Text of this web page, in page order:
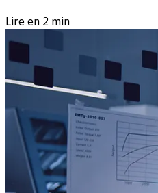
Lire en 2 min